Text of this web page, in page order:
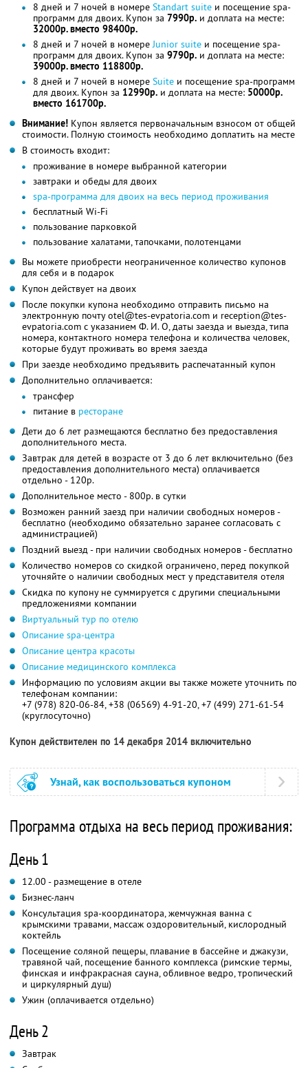
8 дней и 7 ночей в номере Standart suite и посещение spa-
программ для двоих. Купон за 7990р. и доплата на месте:
32000р. вместо 98400р.
8 дней и 7 ночей в номереJunior suite и посещение spa-
программ для двоих. Купон за 9790р. и доплата на месте:
39000р. вместо 118800р.
8 дней и 7 ночей в номере Suite и посещение spa-программ
для двоих. Купон за 12990р. и доплата на месте: 50000р.
вместо 161700р.
Внимание! Купон является первоначальным взносом от общей
стоимости. Полную стоимость необходимо доплатить на месте
В стоимость входит:
проживание в номере выбранной категории
завтраки и обеды для двоих
spa-программа для двоих на весь период проживания
бесплатный Wi-Fi
пользование парковкой
пользование халатами, тапочками, полотенцами
Вы можете приобрести неограниченное количество купонов
для себя и в подарок
Купон действует на двоих
После покупки купона необходимо отправить письмо на
электронную почту otel@tes-evpatoria.com и reception@tes-
evpatoria.com с указанием Ф. И. О, даты заезда и выезда, типа
номера, контактного номера телефона и количества человек,
которые будут проживать во время заезда
При заезде необходимо предъявить распечатанный купон
Дополнительно оплачивается:
трансфер
питание в ресторане
Дети до 6 лет размещаются бесплатно без предоставления
дополнительного места.
Завтрак для детей в возрасте от 3 до 6 лет включительно (без
предоставления дополнительного места) оплачивается
отдельно - 120р.
Дополнительное место - 800р. в сутки
Возможен ранний заезд при наличии свободных номеров -
бесплатно (необходимо обязательно заранее согласовать с
администрацией)
Поздний выезд - при наличии свободных номеров - бесплатно
Количество номеров со скидкой ограничено, перед покупкой
уточняйте о наличии свободных мест у представителя отеля
Скидка по купону не суммируется с другими специальными
предложениями компании
Виртуальный тур по отелю
Описание spa-центра
Описание центра красоты
Описание медицинского комплекса
Информацию по условиям акции вы также можете уточнить по
телефонам компании:
+7 (978) 820-06-84, +38 (06569) 4-91-20, +7 (499) 271-61-54
(круглосуточно)
Купон действителен по 14 декабря 2014 включительно
Узнай, как воспользоваться купоном
Программа отдыха на весь период проживания:
День 1
12.00 - размещение в отеле
Бизнес-ланч
Консультация spa-координатора, жемчужная ванна с
крымскими травами, массаж оздоровительный, кислородный
коктейль
Посещение соляной пещеры, плавание в бассейне и джакузи,
травяной чай, посещение банного комплекса (римские термы,
финская и инфракрасная сауна, обливное ведро, тропический
и циркулярный душ)
Ужин (оплачивается отдельно)
День 2
Завтрак